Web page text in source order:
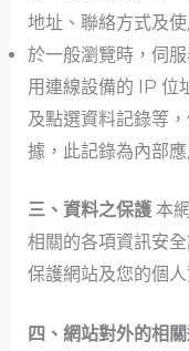
地址、聯絡方式及使
於一般瀏覽時，伺
用連線設備的 IP 位
及點選資料記錄等
據，此記錄為內部
三、資料之保護本
相關的各項資訊安
保護網站及您的個人
四、網站對外的相